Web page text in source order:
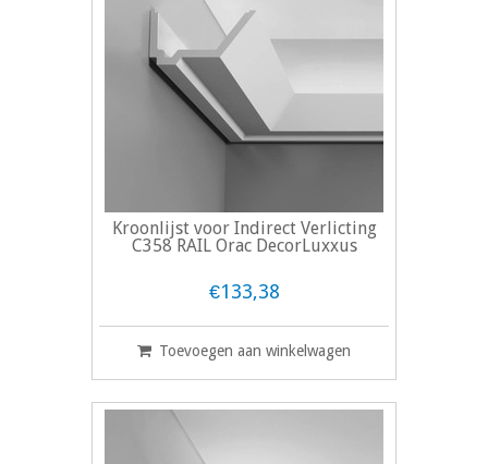
Kroonlijst voor Indirect Verlicting
C358 RAIL Orac DecorLuxxus
€133,38
Toevoegen aan winkelwagen